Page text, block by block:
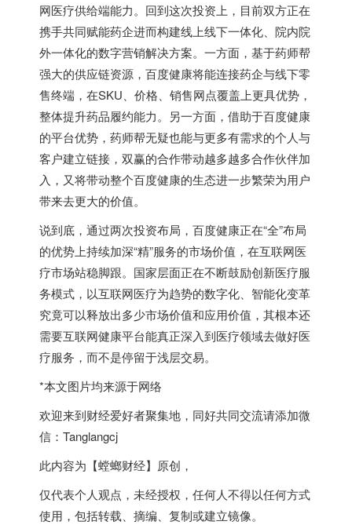
网医疗供给端能力。回到这次投资上，目前双方正在
携手共同赋能药企进而构建线上线下一体化、院内院
外一体化的数字营销解决方案。一方面，基于药师帮
强大的供应链资源，百度健康将能连接药企与线下零
售终端，在SKU、价格、销售网点覆盖上更具优势，
整体提升药品履约能力。另一方面，借助于百度健康
的平台优势，药师帮无疑也能与更多有需求的个人与
客户建立链接，双赢的合作带动越多越多合作伙伴加
入，又将带动整个百度健康的生态进一步繁荣为用户
带来去更大的价值。
说到底，通过两次投资布局，百度健康正在“全”布局
的优势上持续加深“精”服务的市场价值，在互联网医
疗市场站稳脚跟。国家层面正在不断鼓励创新医疗服
务模式，以互联网医疗为趋势的数字化、智能化变革
究竟可以释放出多少市场价值和应用价值，其根本还
需要互联网健康平台能真正深入到医疗领域去做好医
疗服务，而不是停留于浅层交易。
*本文图片均来源于网络
欢迎来到财经爱好者聚集地，同好共同交流请添加微
信：Tanglangcj
此内容为【螳螂财经】原创，
仅代表个人观点，未经授权，任何人不得以任何方式
使用，包括转载、摘编、复制或建立镜像。